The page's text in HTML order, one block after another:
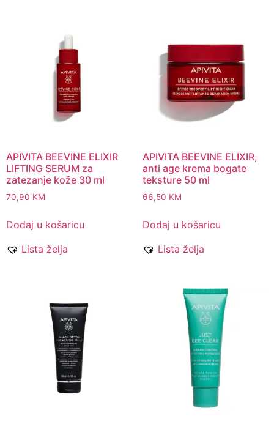
APIVITA BEEVINE ELIXIR
LIFTING SERUM za
zatezanje kože 30 ml
70,90 KM
Dodaj u košaricu
Lista želja
APIVITA BEEVINE ELIXIR,
anti age krema bogate
teksture 50 ml
66,50 KM
Dodaj u košaricu
Lista želja